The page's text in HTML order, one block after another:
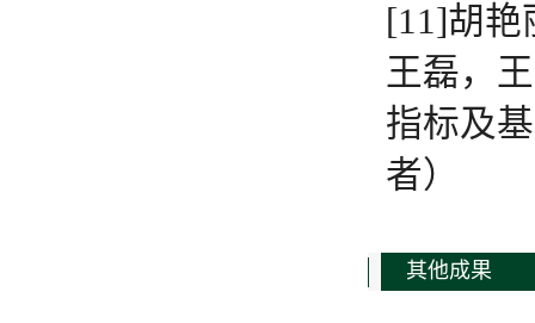
[11]胡
王磊，
指标及
者）
其他成果